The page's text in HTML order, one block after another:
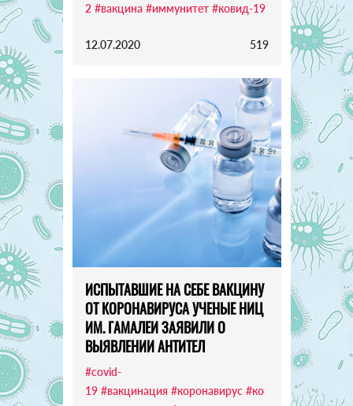
2 #вакцина #иммунитет #ковид-19
12.07.2020 519
ИСПЫТАВШИЕ НА СЕБЕ ВАКЦИНУ
ОТ КОРОНАВИРУСА УЧЕНЫЕ НИЦ
ИМ. ГАМАЛЕИ ЗАЯВИЛИ О
ВЫЯВЛЕНИИ АНТИТЕЛ
#covid-
19 #вакцинация #коронавирус #ко